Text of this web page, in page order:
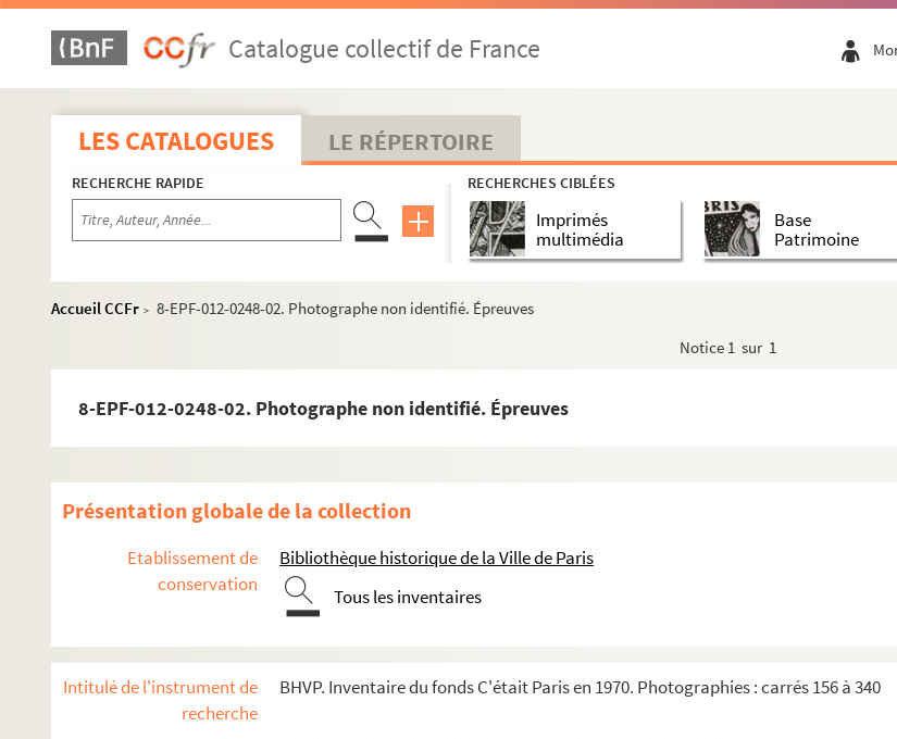
Catalogue collectif de France
LES CATALOGUES LE RÉPERTOIRE
RECHERCHE RAPIDE RECHERCHES CIBLÉES
Imprimés
multimédia
Base
Patrimoine
Accueil CCFr > 8-EPF-012-0248-02. Photographe non identifié. Épreuves
Notice 1 sur 1
8-EPF-012-0248-02. Photographe non identifié. Épreuves
Présentation globale de la collection
Etablissement de
conservation
Bibliothèque historique de la Ville de Paris
Tous les inventaires
Intitulé de l'instrument de
recherche
BHVP. Inventaire du fonds C'était Paris en 1970. Photographies : carrés 156 à 340
Carrés 156 à 173. 16eet 17
Carrés 174 à 193. 8e, 17e
Carrés 194 à 213. 8e, 17eet 18e arrondissements
Carrés 215 à 233. 8 , 9 , 17 et 18earrondissements
Carrés 234 à 253. 9eet 18earrondissements
Carré 234
Carré 235